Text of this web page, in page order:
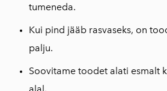
tumeneda.
Kui pind jääb rasvaseks, on
palju.
Soovitame toodet alati esmalt